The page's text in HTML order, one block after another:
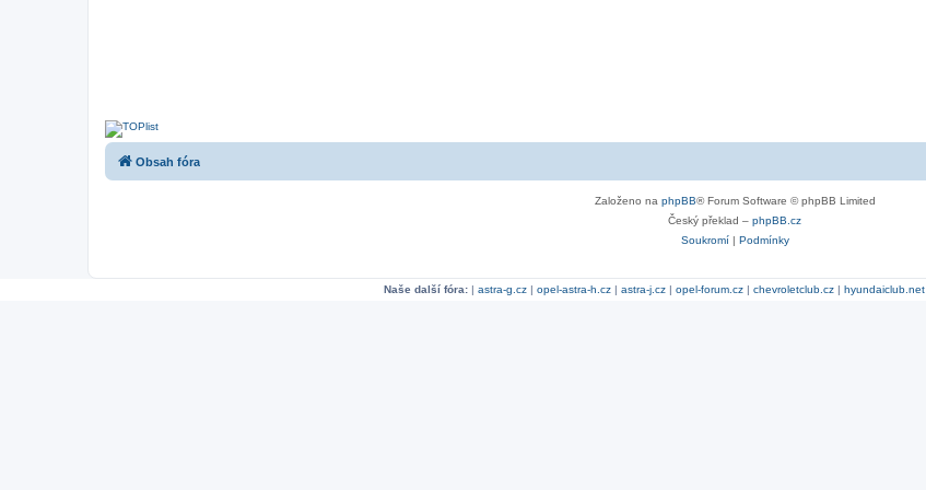
Obsah fóra
Založeno na phpBB® Forum Software © phpBB Limited
Český překlad – phpBB.cz
Soukromí| Podmínky
Naše další fóra: | astra-g.cz | opel-astra-h.cz | astra-j.cz | opel-forum.cz | chevroletclub.cz | hyundaiclub.net